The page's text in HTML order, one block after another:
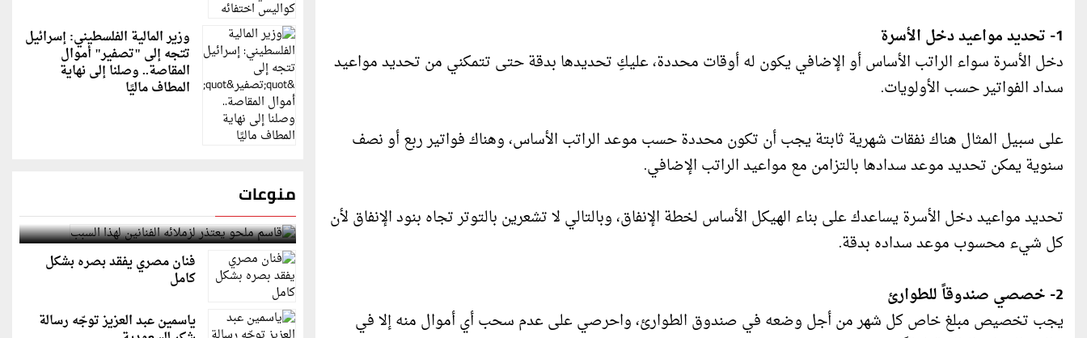
1- تحديد مواعيد دخل الأسرة
دخل الأسرة سواء الراتب الأساس أو الإضافي يكون له أوقات محددة، عليكِ تحديدها بدقة حتى تتمكني من تحديد مواعيد
سداد الفواتير حسب الأولويات.
على سبيل المثال هناك نفقات شهرية ثابتة يجب أن تكون محددة حسب موعد الراتب الأساس، وهناك فواتير ربع أو نصف
سنوية يمكن تحديد موعد سدادها بالتزامن مع مواعيد الراتب الإضافي.
تحديد مواعيد دخل الأسرة يساعدك على بناء الهيكل الأساس لخطة الإنفاق، وبالتالي لا تشعرين بالتوتر تجاه بنود الإنفاق لأن
كل شيء محسوب موعد سداده بدقة.
2- خصصي صندوقاً للطوارئ
يجب تخصيص مبلغ خاص كل شهر من أجل وضعه في صندوق الطوارئ، واحرصي على عدم سحب أي أموال منه إلا في
وزير المالية الفلسطيني: إسرائيل
تتجه إلى "تصفير" أموال
المقاصة.. وصلنا إلى نهاية
المطاف ماليًا
منوعات
قاسم ملحو يعتذر لزملائه الفنانين لهذا السبب
فنان مصري يفقد بصره بشكل
كامل
ياسمين عبد العزيز توجّه رسالة